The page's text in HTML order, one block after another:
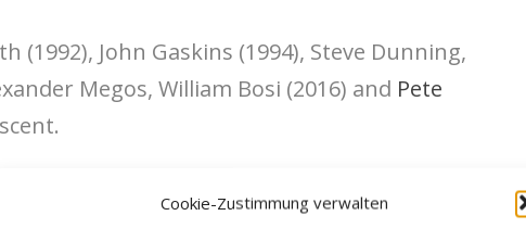
Cookie-Zustimmung verwalten
(1992), John Gaskins (1994), Steve Dunning,
Megos, William Bosi (2016) and Pete